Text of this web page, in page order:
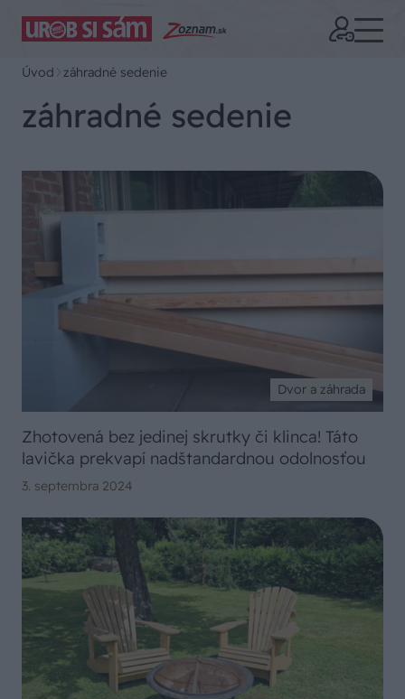
Úvod záhradné sedenie
záhradné sedenie
Dvor a záhrada
Zhotovená bez jedinej skrutky či klinca! Táto
lavička prekvapí nadštandardnou odolnosťou
3. septembra 2024